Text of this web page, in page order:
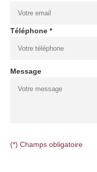
Téléphone *
Message
(*) Champs obligatoire